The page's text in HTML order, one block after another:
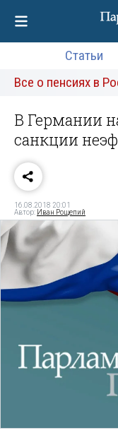
Статьи
Все о пенсиях в
В Германии
санкции
16.08.2018 20:01
Автор: Иван Рощепий